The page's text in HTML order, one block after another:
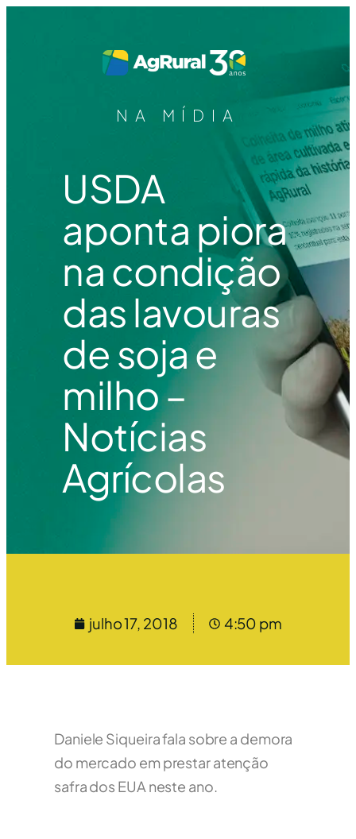
NA MÍDIA
USDA
aponta piora
na condição
das lavouras
de soja e
milho –
Notícias
Agrícolas
julho 17, 2018 4:50 pm
Daniele Siqueira fala sobre a demora
do mercado em prestar atenção
safra dos EUA neste ano.